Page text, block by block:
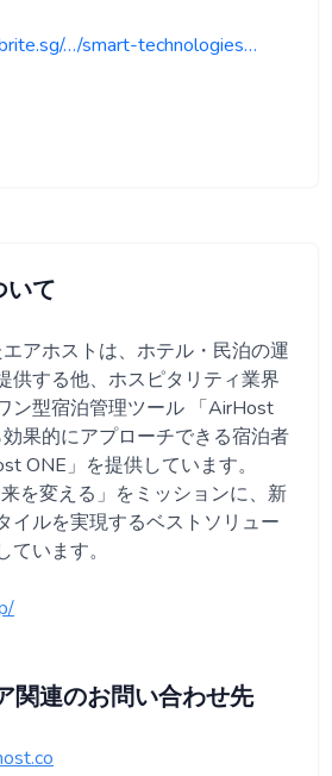
いて
アホストは、ホテル・民泊の運
供する他、ホスピタリティ業界
ン型宿泊管理ツール 「AirHost
果的にアプローチできる宿泊者
ONE」を提供しています。
来を変える」をミッションに、新
イルを実現するベストソリュー
います。
関連のお問い合わせ先
…/smart-technologies…